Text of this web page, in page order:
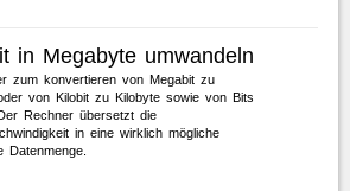
in Megabyte umwandeln
zum konvertieren von Megabit zu
von Kilobit zu Kilobyte sowie von Bits
Rechner übersetzt die
in eine wirklich mögliche
Datenmenge.